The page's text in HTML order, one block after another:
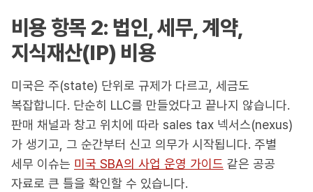
비용 항목 2: 법인, 세무, 계약,
지식재산(IP) 비용
미국은 주(state) 단위로 규제가 다르고, 세금도
복잡합니다. 단순히 LLC를 만들었다고 끝나지 않습니다.
판매 채널과 창고 위치에 따라 sales tax 넥서스(nexus)
가 생기고, 그 순간부터 신고 의무가 시작됩니다. 주별
세무 이슈는 미국 SBA의 사업 운영 가이드 같은 공공
자료로 큰 틀을 확인할 수 있습니다.